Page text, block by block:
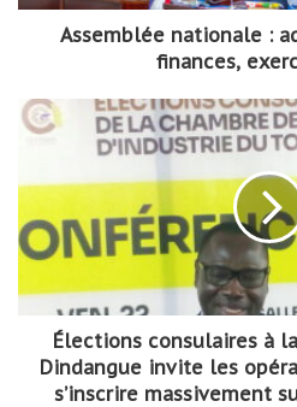
Assemblée nationale :
finances,
Élections consulaires à
Dindangue invite les
s’inscrire massivement